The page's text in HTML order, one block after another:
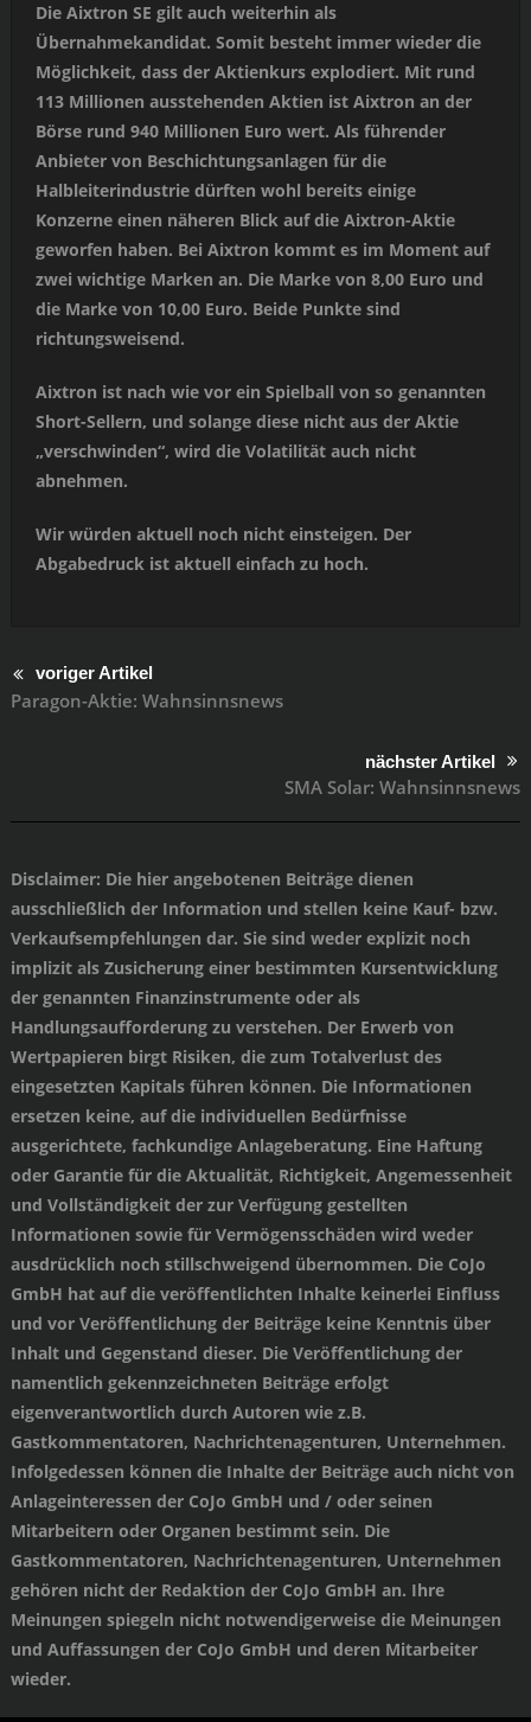
Die Aixtron SE gilt auch weiterhin als
Übernahmekandidat. Somit besteht immer wieder die
Möglichkeit, dass der Aktienkurs explodiert. Mit rund
113 Millionen ausstehenden Aktien ist Aixtron an der
Börse rund 940 Millionen Euro wert. Als führender
Anbieter von Beschichtungsanlagen für die
Halbleiterindustrie dürften wohl bereits einige
Konzerne einen näheren Blick auf die Aixtron-Aktie
geworfen haben. Bei Aixtron kommt es im Moment auf
zwei wichtige Marken an. Die Marke von 8,00 Euro und
die Marke von 10,00 Euro. Beide Punkte sind
richtungsweisend.
Aixtron ist nach wie vor ein Spielball von so genannten
Short-Sellern, und solange diese nicht aus der Aktie
„verschwinden“, wird die Volatilität auch nicht
abnehmen.
Wir würden aktuell noch nicht einsteigen. Der
Abgabedruck ist aktuell einfach zu hoch.
voriger Artikel
Paragon-Aktie: Wahnsinnsnews
nächster Artikel
SMA Solar: Wahnsinnsnews
Disclaimer: Die hier angebotenen Beiträge dienen
ausschließlich der Information und stellen keine Kauf- bzw.
Verkaufsempfehlungen dar. Sie sind weder explizit noch
implizit als Zusicherung einer bestimmten Kursentwicklung
der genannten Finanzinstrumente oder als
Handlungsaufforderung zu verstehen. Der Erwerb von
Wertpapieren birgt Risiken, die zum Totalverlust des
eingesetzten Kapitals führen können. Die Informationen
ersetzen keine, auf die individuellen Bedürfnisse
ausgerichtete, fachkundige Anlageberatung. Eine Haftung
oder Garantie für die Aktualität, Richtigkeit, Angemessenheit
und Vollständigkeit der zur Verfügung gestellten
Informationen sowie für Vermögensschäden wird weder
ausdrücklich noch stillschweigend übernommen. Die CoJo
GmbH hat auf die veröffentlichten Inhalte keinerlei Einfluss
und vor Veröffentlichung der Beiträge keine Kenntnis über
Inhalt und Gegenstand dieser. Die Veröffentlichung der
namentlich gekennzeichneten Beiträge erfolgt
eigenverantwortlich durch Autoren wie z.B.
Gastkommentatoren, Nachrichtenagenturen, Unternehmen.
Infolgedessen können die Inhalte der Beiträge auch nicht von
Anlageinteressen der CoJo GmbH und / oder seinen
Mitarbeitern oder Organen bestimmt sein. Die
Gastkommentatoren, Nachrichtenagenturen, Unternehmen
gehören nicht der Redaktion der CoJo GmbH an. Ihre
Meinungen spiegeln nicht notwendigerweise die Meinungen
und Auffassungen der CoJo GmbH und deren Mitarbeiter
wieder.